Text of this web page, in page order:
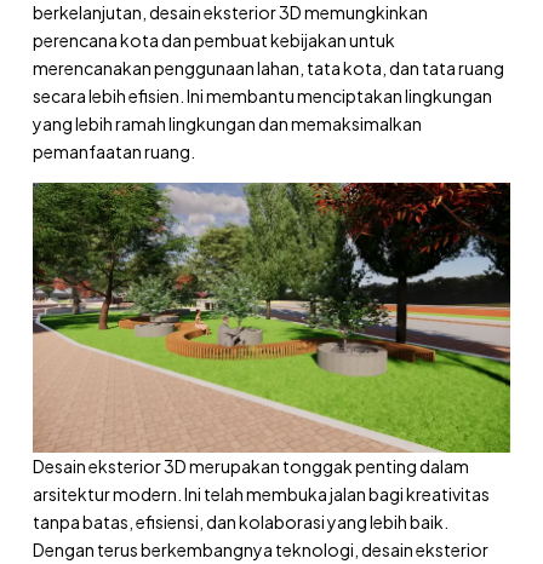
berkelanjutan, desain eksterior 3D memungkinkan
perencana kota dan pembuat kebijakan untuk
merencanakan penggunaan lahan, tata kota, dan tata ruang
secara lebih efisien. Ini membantu menciptakan lingkungan
yang lebih ramah lingkungan dan memaksimalkan
pemanfaatan ruang.
Desain eksterior 3D merupakan tonggak penting dalam
arsitektur modern. Ini telah membuka jalan bagi kreativitas
tanpa batas, efisiensi, dan kolaborasi yang lebih baik.
Dengan terus berkembangnya teknologi, desain eksterior